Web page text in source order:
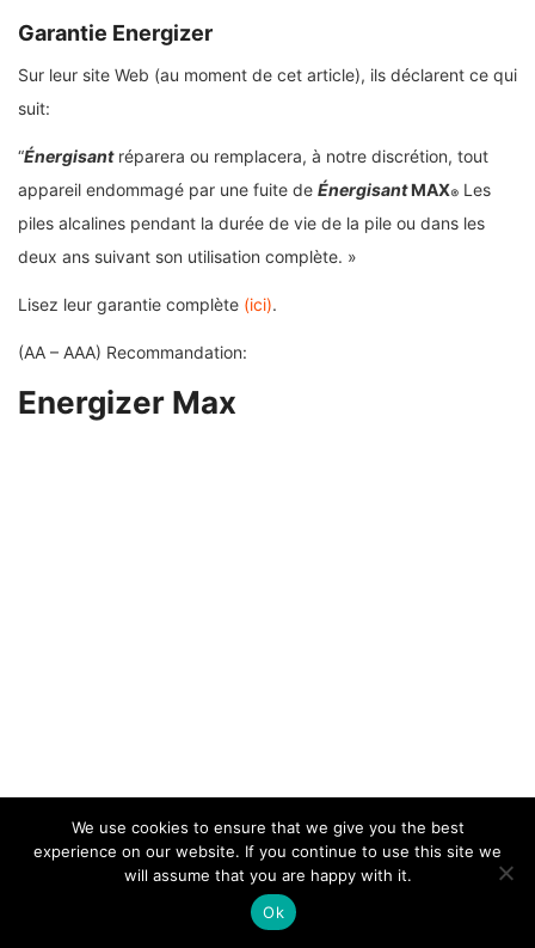
Garantie Energizer
Sur leur site Web (au moment de cet article), ils déclarent ce qui
suit:
“Énergisantréparera ou remplacera, à notre discrétion, tout
appareil endommagé par une fuite de ÉnergisantMAX® Les
piles alcalines pendant la durée de vie de la pile ou dans les
deux ans suivant son utilisation complète. »
Lisez leur garantie complète (ici).
(AA – AAA) Recommandation:
Energizer Max
We use cookies to ensure that we give you the best
experience on our website. If you continue to use this site we
will assume that you are happy with it.
Ok